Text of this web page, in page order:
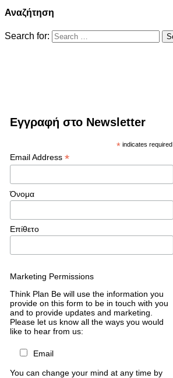
Αναζήτηση
Search for:
Εγγραφή στο Newsletter
* indicates required
Email Address *
Όνομα
Επίθετο
Marketing Permissions
Think Plan Be will use the information you
provide on this form to be in touch with you
and to provide updates and marketing.
Please let us know all the ways you would
like to hear from us:
Email
You can change your mind at any time by